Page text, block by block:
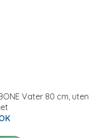
Vater 80 cm, uten